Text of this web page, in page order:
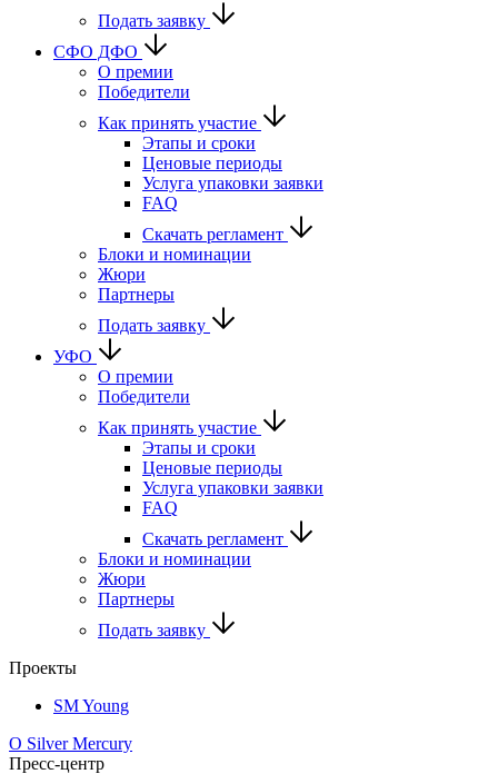
Подать заявку
CФО ДФО
О премии
Победители
Как принять участие
Этапы и сроки
Ценовые периоды
Услуга упаковки заявки
FAQ
Скачать регламент
Блоки и номинации
Жюри
Партнеры
Подать заявку
УФО
О премии
Победители
Как принять участие
Этапы и сроки
Ценовые периоды
Услуга упаковки заявки
FAQ
Скачать регламент
Блоки и номинации
Жюри
Партнеры
Подать заявку
Проекты
SM Young
О Silver Mercury
Пресс-центр